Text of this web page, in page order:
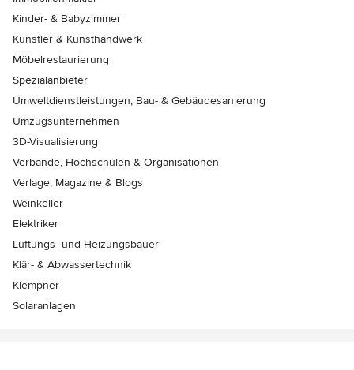
Kinder- & Babyzimmer
Künstler & Kunsthandwerk
Möbelrestaurierung
Spezialanbieter
Umweltdienstleistungen, Bau- & Gebäudesanierung
Umzugsunternehmen
3D-Visualisierung
Verbände, Hochschulen & Organisationen
Verlage, Magazine & Blogs
Weinkeller
Elektriker
Lüftungs- und Heizungsbauer
Klär- & Abwassertechnik
Klempner
Solaranlagen